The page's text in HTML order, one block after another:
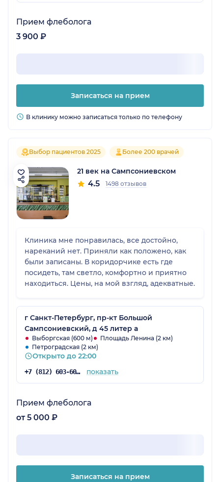
Прием флеболога
3 900 ₽
Записаться на прием
В клинику можно записаться только по телефону
Выбор пациентов 2025 Более 200 врачей
21 век на Сампсониевском
4.5 1498 отзывов
Клиника мне понравилась, все достойно,
нареканий нет. Приняли как положено, как
были записаны. В коридорчике есть где
посидеть, там светло, комфортно и приятно
находиться. Цены, на мой взгляд, адекватные.
г Санкт-Петербург, пр-кт Большой
Сампсониевский, д 45 литер а
Выборгская (600 м)
Площадь Ленина (2 км)
Петроградская (2 км)
Открыто до 22:00
+7 (812) 603-60-42 показать
Прием флеболога
от 5 000 ₽
Записаться на прием